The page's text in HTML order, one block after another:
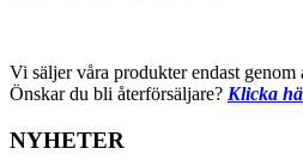
Vi säljer våra produkter endast genom
Önskar du bli återförsäljare? Klicka
NYHETER